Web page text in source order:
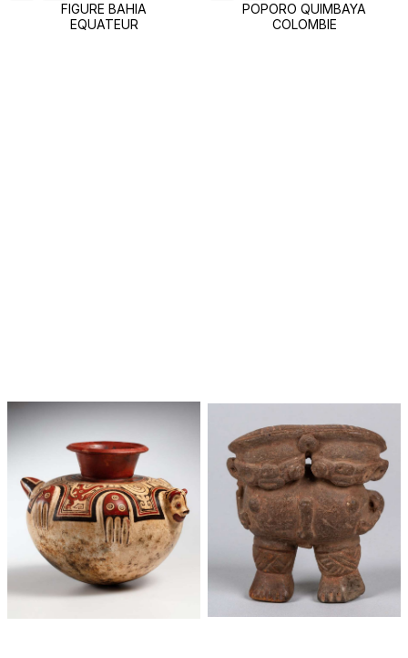
FIGURE BAHIA
EQUATEUR
POPORO QUIMBAYA
COLOMBIE